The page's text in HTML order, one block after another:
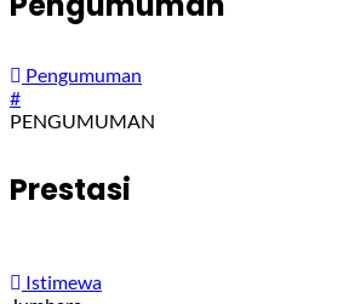
Pengumuman
#
PENGUMUMAN
Prestasi
Istimewa